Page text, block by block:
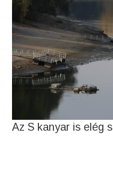
Az S kanyar is elég